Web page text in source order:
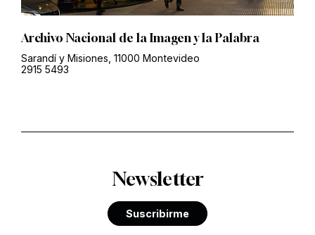
Archivo Nacional de la Imagen y la Palabra
Sarandí y Misiones, 11000 Montevideo
2915 5493
Newsletter
Suscribirme